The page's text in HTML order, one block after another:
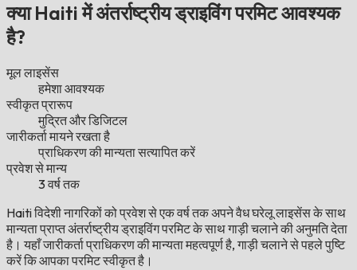
क्या Haiti में अंतर्राष्ट्रीय ड्राइविंग परमिट आवश्यक
है?
मूल लाइसेंस
हमेशा आवश्यक
स्वीकृत प्रारूप
मुद्रित और डिजिटल
जारीकर्ता मायने रखता है
प्राधिकरण की मान्यता सत्यापित करें
प्रवेश से मान्य
3 वर्ष तक
Haiti विदेशी नागरिकों को प्रवेश से एक वर्ष तक अपने वैध घरेलू लाइसेंस के साथ
मान्यता प्राप्त अंतर्राष्ट्रीय ड्राइविंग परमिट के साथ गाड़ी चलाने की अनुमति देता
है। यहाँ जारीकर्ता प्राधिकरण की मान्यता महत्वपूर्ण है, गाड़ी चलाने से पहले पुष्टि
करें कि आपका परमिट स्वीकृत है।